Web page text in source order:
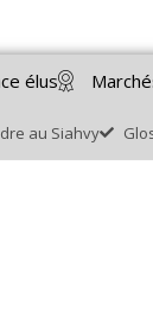
élus
au Siahvy